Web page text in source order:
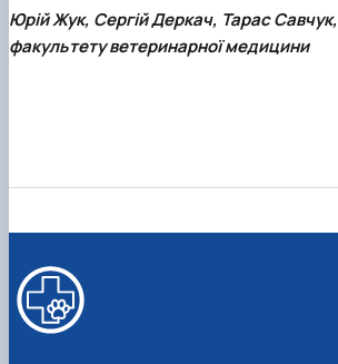
Юрій Жук, Сергій Деркач, Тарас Савчук,
факультету ветеринарної медицини